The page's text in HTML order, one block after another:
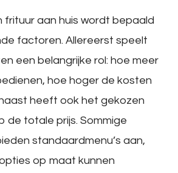
frituur aan huis wordt bepaald
factoren. Allereerst speelt
een belangrijke rol: hoe meer
hoe hoger de kosten
heeft ook het gekozen
de totale prijs. Sommige
standaardmenu’s aan,
op maat kunnen